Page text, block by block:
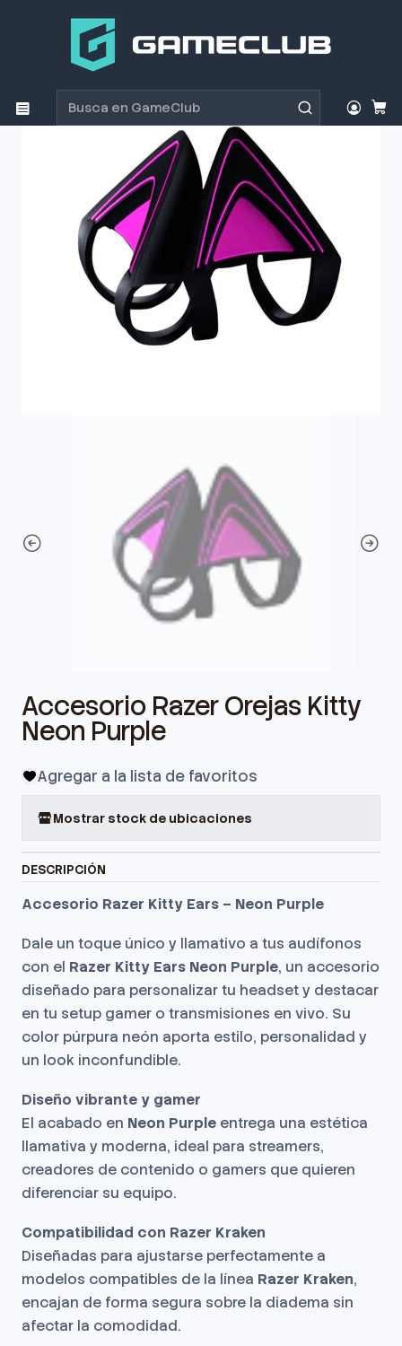
Productos
Accesorio Razer Orejas Kitty Neon Purple
Accesorio Razer Orejas Kitty
Neon Purple
Agregar a la lista de favoritos
Mostrar stock de ubicaciones
DESCRIPCIÓN
Accesorio Razer Kitty Ears – Neon Purple
Dale un toque único y llamativo a tus audífonos
con el Razer Kitty Ears Neon Purple, un accesorio
diseñado para personalizar tu headset y destacar
en tu setup gamer o transmisiones en vivo. Su
color púrpura neón aporta estilo, personalidad y
un look inconfundible.
Diseño vibrante y gamer
El acabado en Neon Purple entrega una estética
llamativa y moderna, ideal para streamers,
creadores de contenido o gamers que quieren
diferenciar su equipo.
Compatibilidad con Razer Kraken
Diseñadas para ajustarse perfectamente a
modelos compatibles de la línea Razer Kraken,
encajan de forma segura sobre la diadema sin
afectar la comodidad.